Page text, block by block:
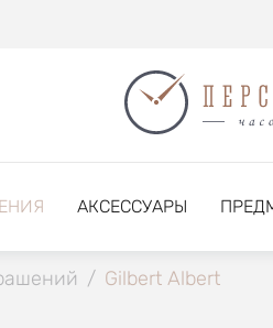
АКСЕССУАРЫ
/ Gilbert Albert